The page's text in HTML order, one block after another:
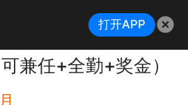
兼任+全勤+奖金）
打开APP